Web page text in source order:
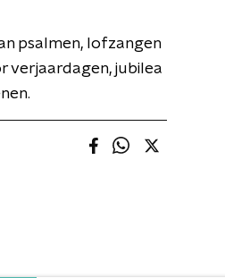
psalmen, lofzangen
verjaardagen, jubilea